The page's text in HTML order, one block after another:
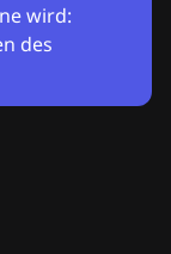
wird:
des